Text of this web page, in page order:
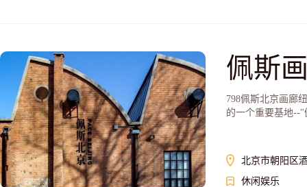
佩斯
798佩斯北京画廊
的一个重要基地--"
北京市朝阳区
休闲娱乐